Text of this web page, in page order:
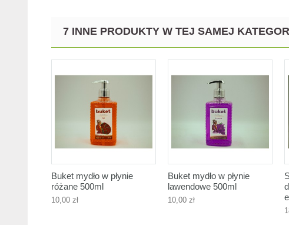
7 INNE PRODUKTY W TEJ SAMEJ
Buket mydło w płynie
różane 500ml
10,00 zł
Buket mydło w płynie
lawendowe 500ml
10,00 zł